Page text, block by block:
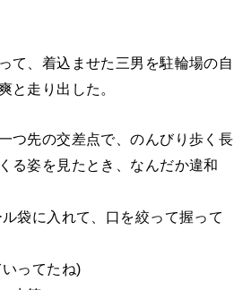
て、着込ませた三男を駐輪場の自
と走り出した。
つ先の交差点で、のんびり歩く長
る姿を見たとき、なんだか違和
袋に入れて、口を絞って握って
ってたね)